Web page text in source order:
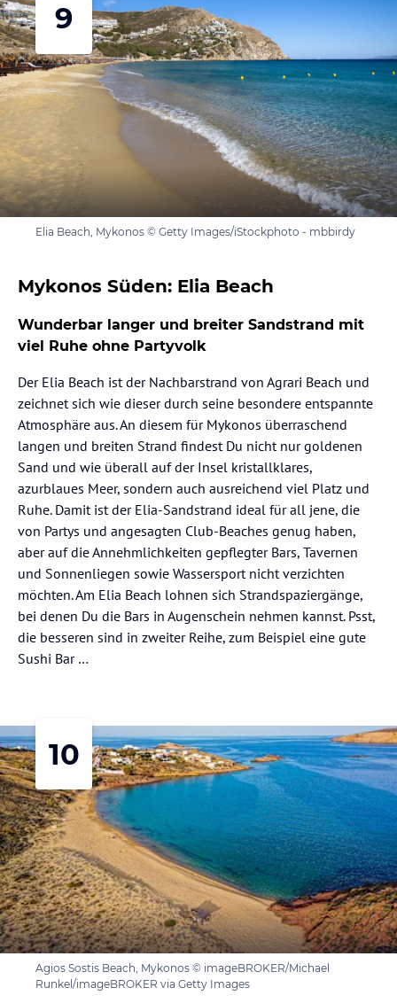
9
Elia Beach, Mykonos © Getty Images/iStockphoto - mbbirdy
Mykonos Süden: Elia Beach
Wunderbar langer und breiter Sandstrand mit
viel Ruhe ohne Partyvolk
Der Elia Beach ist der Nachbarstrand von Agrari Beach und
zeichnet sich wie dieser durch seine besondere entspannte
Atmosphäre aus. An diesem für Mykonos überraschend
langen und breiten Strand findest Du nicht nur goldenen
Sand und wie überall auf der Insel kristallklares,
azurblaues Meer, sondern auch ausreichend viel Platz und
Ruhe. Damit ist der Elia-Sandstrand ideal für all jene, die
von Partys und angesagten Club-Beaches genug haben,
aber auf die Annehmlichkeiten gepflegter Bars, Tavernen
und Sonnenliegen sowie Wassersport nicht verzichten
möchten. Am Elia Beach lohnen sich Strandspaziergänge,
bei denen Du die Bars in Augenschein nehmen kannst. Psst,
die besseren sind in zweiter Reihe, zum Beispiel eine gute
Sushi Bar …
10
Agios Sostis Beach, Mykonos © imageBROKER/Michael
Runkel/imageBROKER via Getty Images